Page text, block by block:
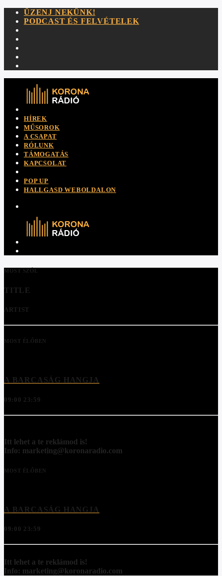
ÜZENJ NEKÜNK!
PODCAST ÉS FELVÉTELEK
HÍREK
MŰSOROK
A CSAPAT
RÓLUNK
TÁMOGATÁS
KAPCSOLAT
POP UP
HALLGASD WEBOLDALON
MOST SZÓL
TITLE
ARTIST
MOST ÉLŐBEN
A BARCASÁG HANGJA
09:00 23:59
Itt lehet a te reklámod is!
Info: marketing@koronaradio.com
MOST ÉLŐBEN
A BARCASÁG HANGJA
09:00 23:59
Itt lehet a te reklámod is!
Info: marketing@koronaradio.com